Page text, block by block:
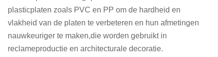
plasticplaten zoals PVC en PP om de hardheid en
vlakheid van de platen te verbeteren en hun afmetingen
nauwkeuriger te maken,die worden gebruikt in
reclameproductie en architecturale decoratie.